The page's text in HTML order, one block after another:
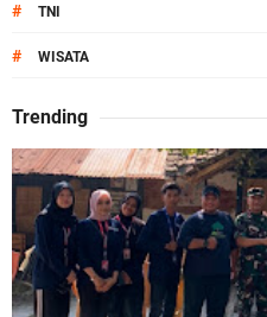
# TNI
# WISATA
Trending